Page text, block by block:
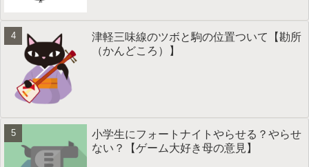
津軽三味線のツボと駒の位置ついて【勘所
（かんどころ）】
小学生にフォートナイトやらせる？やらせ
ない？【ゲーム大好き母の意見】